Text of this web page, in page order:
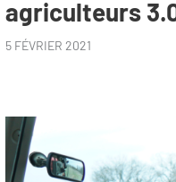
agriculteurs
5 FÉVRIER 2021